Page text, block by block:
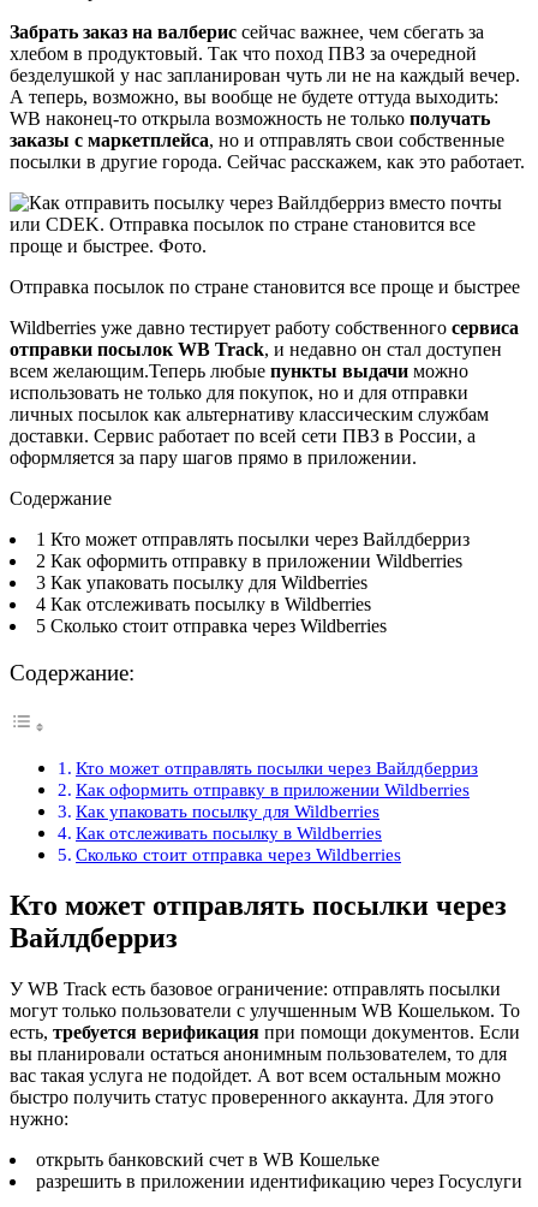
Забрать заказ на валберис сейчас важнее, чем сбегать за
хлебом в продуктовый. Так что поход ПВЗ за очередной
безделушкой у нас запланирован чуть ли не на каждый вечер.
А теперь, возможно, вы вообще не будете оттуда выходить:
WB наконец-то открыла возможность не только получать
заказы с маркетплейса, но и отправлять свои собственные
посылки в другие города. Сейчас расскажем, как это работает.
Отправка посылок по стране становится все проще и быстрее
Wildberries уже давно тестирует работу собственного сервиса
отправки посылок WB Track, и недавно он стал доступен
всем желающим.Теперь любые пункты выдачи можно
использовать не только для покупок, но и для отправки
личных посылок как альтернативу классическим службам
доставки. Сервис работает по всей сети ПВЗ в России, а
оформляется за пару шагов прямо в приложении.
Содержание
1 Кто может отправлять посылки через Вайлдберриз
2 Как оформить отправку в приложении Wildberries
3 Как упаковать посылку для Wildberries
4 Как отслеживать посылку в Wildberries
5 Сколько стоит отправка через Wildberries
Содержание:
Кто может отправлять посылки через Вайлдберриз
Как оформить отправку в приложении Wildberries
Как упаковать посылку для Wildberries
Как отслеживать посылку в Wildberries
Сколько стоит отправка через Wildberries
Кто может отправлять посылки через
Вайлдберриз
У WB Track есть базовое ограничение: отправлять посылки
могут только пользователи с улучшенным WB Кошельком. То
есть, требуется верификация при помощи документов. Если
вы планировали остаться анонимным пользователем, то для
вас такая услуга не подойдет. А вот всем остальным можно
быстро получить статус проверенного аккаунта. Для этого
нужно:
открыть банковский счет в WB Кошельке
разрешить в приложении идентификацию через Госуслуги